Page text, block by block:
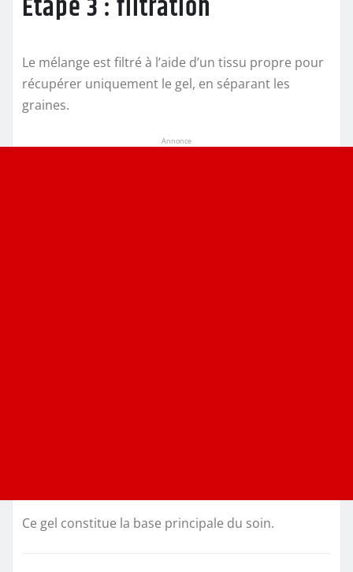
Le mélange est filtré à l’aide d’un tissu propre pour
récupérer uniquement le gel, en séparant les
graines.
Annonce
Ce gel constitue la base principale du soin.